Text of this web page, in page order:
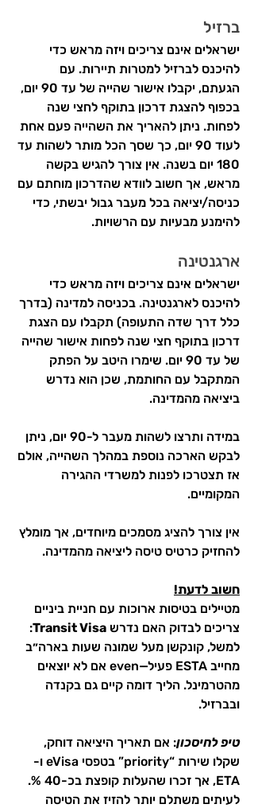
ברזיל
ישראלים אינם צריכים ויזה מראש כדי
להיכנס לברזיל למטרות תיירות. עם
הגעתם, יקבלו אישור שהייה של עד 90 יום,
בכפוף להצגת דרכון בתוקף לחצי שנה
לפחות. ניתן להאריך את השהייה פעם אחת
לעוד 90 יום, כך שסך הכל מותר לשהות עד
180 יום בשנה. אין צורך להגיש בקשה
מראש, אך חשוב לוודא שהדרכון מוחתם עם
כניסה/יציאה בכל מעבר גבול יבשתי, כדי
להימנע מבעיות עם הרשויות.
ארגנטינה
ישראלים אינם צריכים ויזה מראש כדי
להיכנס לארגנטינה. בכניסה למדינה (בדרך
כלל דרך שדה התעופה) תקבלו עם הצגת
דרכון בתוקף חצי שנה לפחות אישור שהייה
של עד 90 יום. שימרו היטב על הפתק
המתקבל עם החותמת, שכן הוא נדרש
ביציאה מהמדינה.
במידה ותרצו לשהות מעבר ל-90 יום, ניתן
לבקש הארכה נוספת במהלך השהייה, אולם
אז תצטרכו לפנות למשרדי ההגירה
המקומיים.
אין צורך להציג מסמכים מיוחדים, אך מומלץ
להחזיק כרטיס טיסה ליציאה מהמדינה.
חשוב לדעת!
מטיילים בטיסות ארוכות עם חניית ביניים
צריכים לבדוק האם נדרש Transit Visa
:
למשל, קונקשן מעל שמונה שעות בארה״ב
מחייב ESTA פעיל—even אם לא יוצאים
מהטרמינל. הליך דומה קיים גם בקנדה
ובברזיל.
טיפ לחיסכון: אם תאריך היציאה דוחק,
שקלו שירות “priority” בטפסי eVisa ו-
ETA, אך זכרו שהעלות קופצת בכ-40 %.
לעיתים משתלם יותר להזיז את הטיסה